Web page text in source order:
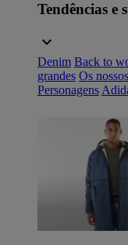
Tendências e
Denim Back to
grandes Os
Personagens